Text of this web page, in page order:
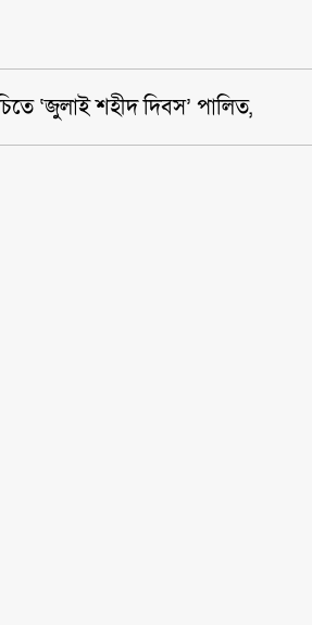
‘জুলাই শহীদ দিবস’ পালিত,